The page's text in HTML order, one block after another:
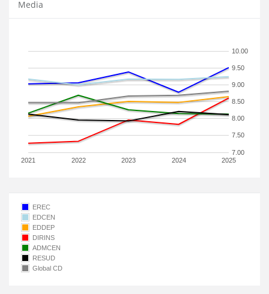
Media
2021 2022 2023 2024 2025
7.00
7.50
8.00
8.50
9.00
9.50
10.00
EREC
EDCEN
EDDEP
DIRINS
ADMCEN
RESUD
Global CD